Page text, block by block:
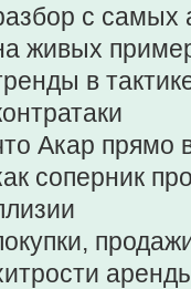
с самых
живых
в
Акар прямо
соперник